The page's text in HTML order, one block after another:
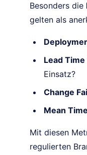
Besonders die
gelten als
Lead
Einsatz?
Change
Mean
Mit diesen
regulierten